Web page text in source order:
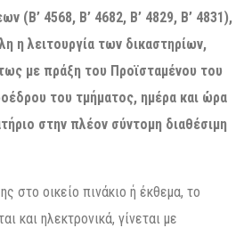
(Β’ 4568, Β’ 4682, Β’ 4829, Β’ 4831),
η λειτουργία των δικαστηρίων,
με πράξη του Προϊσταμένου του
του τμήματος, ημέρα και ώρα
στην πλέον σύντομη διαθέσιμη
στο οικείο πινάκιο ή έκθεμα, το
και ηλεκτρονικά, γίνεται με